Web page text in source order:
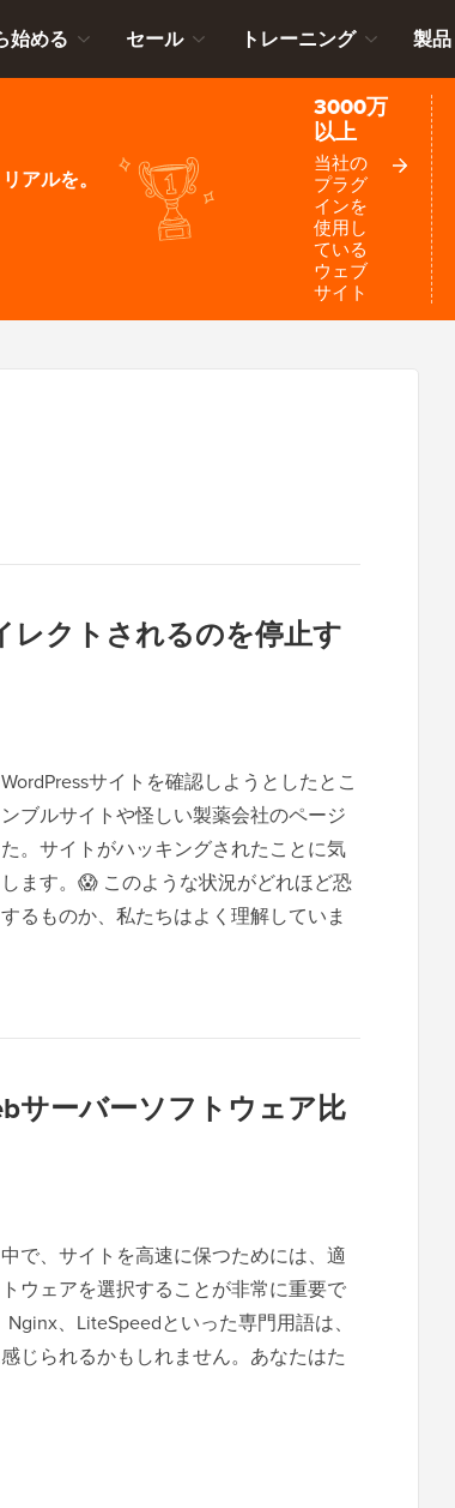
始める セール トレーニング 製品
アルを。
3000万
以上
当社の
プラグ
インを
使用し
ている
ウェブ
サイト
レクトされるのを停止す
サイトを確認しようとしたとこ
ブルサイトや怪しい製薬会社のページ
。サイトがハッキングされたことに気
ます。😱 このような状況がどれほど恐
るものか、私たちはよく理解していま
サーバーソフトウェア比
で、サイトを高速に保つためには、適
ウェアを選択することが非常に重要で
、LiteSpeedといった専門用語は、
じられるかもしれません。あなたはた